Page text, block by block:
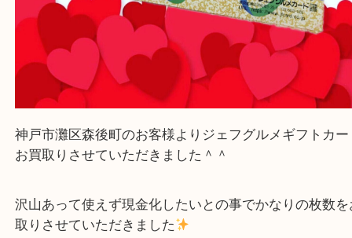
神戸市灘区森後町のお客様よりジェフグルメギフト